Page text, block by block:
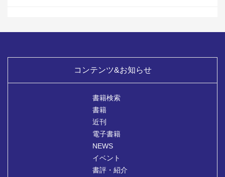
コンテンツ&お知らせ
書籍検索
書籍
近刊
電子書籍
NEWS
イベント
書評・紹介